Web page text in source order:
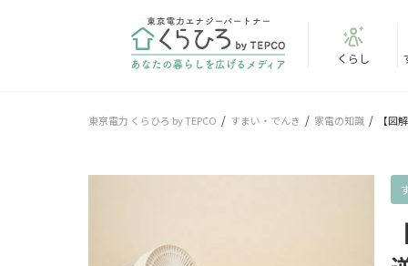
くらし
東京電力 くらひろ by TEPCO すまい・でんき 家電の知識 【図